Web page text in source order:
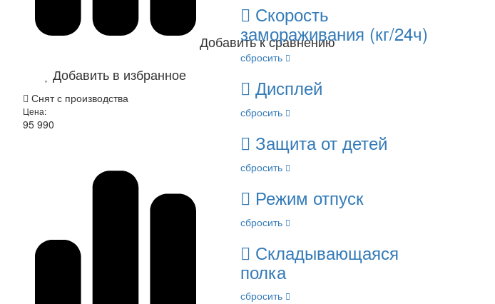
Добавить к сравнению
Добавить в избранное
Снят с производства
Цена:
95 990
Скорость
замораживания (кг/24ч)
сбросить
Дисплей
сбросить
Защита от детей
сбросить
Режим отпуск
сбросить
Складывающаяся
полка
сбросить